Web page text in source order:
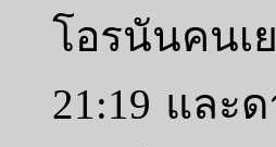
โอรนันคนเ
21:19 และ